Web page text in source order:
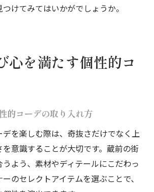
けてみてはいかがでしょうか。
心を満たす個性的コ
的コーデの取り入れ方
を楽しむ際は、奇抜さだけでなく上
意識することが大切です。蔵前の街
よう、素材やディテールにこだわっ
のセレクトアイテムを選ぶことで、